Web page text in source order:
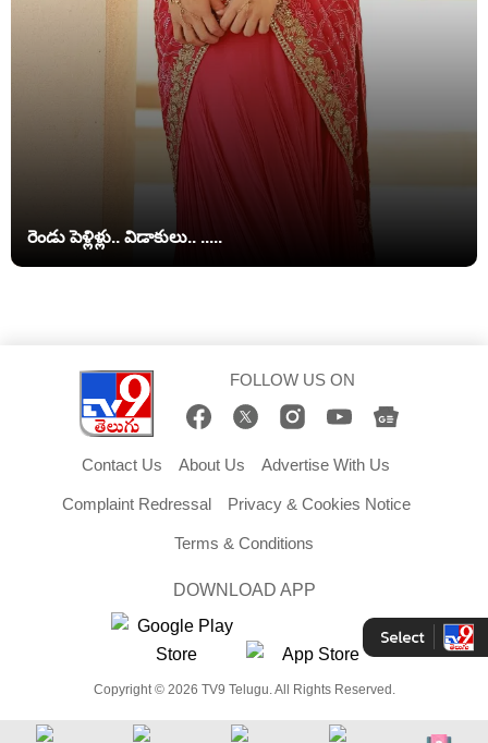
రెండు పెళ్లిళ్లు.. విడాకులు.. .....
FOLLOW US ON
Contact Us About Us Advertise With Us
Complaint Redressal Privacy & Cookies Notice
Terms & Conditions
DOWNLOAD APP
Copyright © 2026 TV9 Telugu. All Rights Reserved.